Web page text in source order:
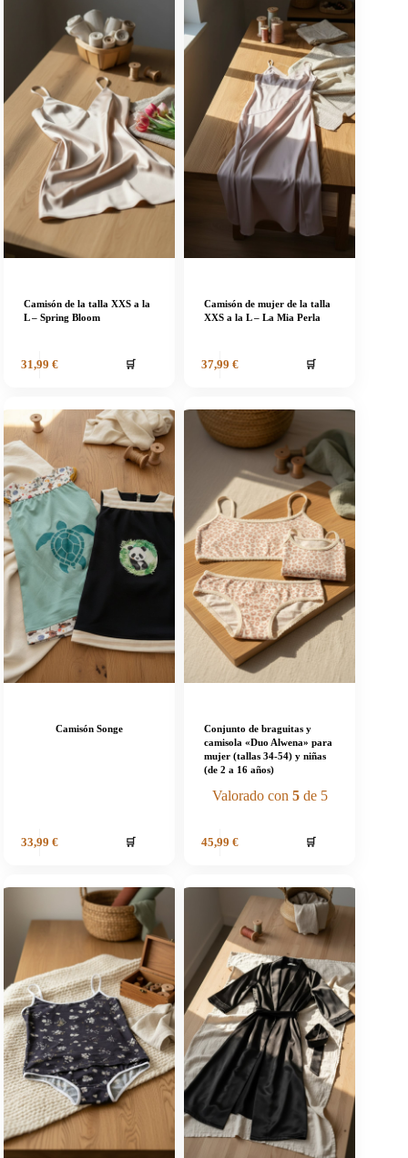
Camisón de la talla XXS a la
L – Spring Bloom
31,99 € 🛒
Camisón de mujer de la talla
XXS a la L – La Mia Perla
37,99 € 🛒
Camisón Songe
33,99 € 🛒
Conjunto de braguitas y
camisola «Duo Alwena» para
mujer (tallas 34-54) y niñas
(de 2 a 16 años)
Valorado con 5de 5
45,99 € 🛒